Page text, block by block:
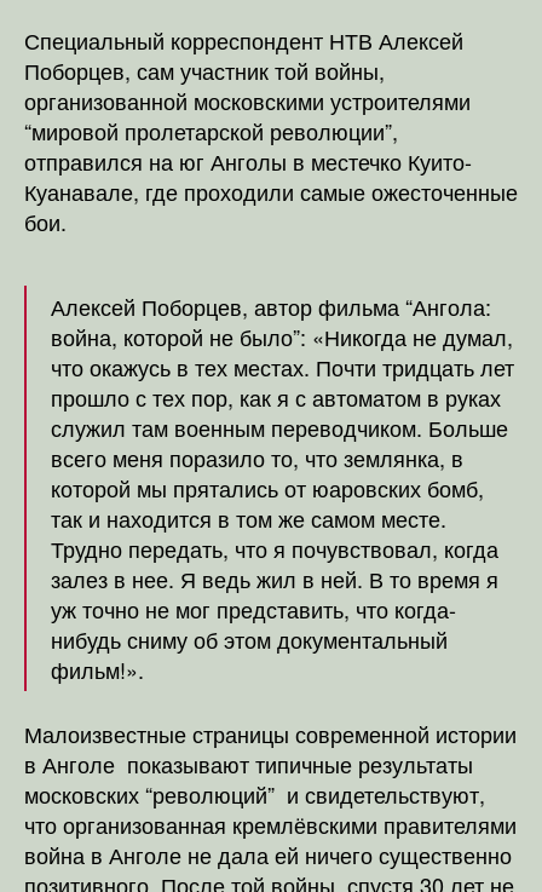
Специальный корреспондент НТВ Алексей
Поборцев, сам участник той войны,
организованной московскими устроителями
“мировой пролетарской революции”,
отправился на юг Анголы в местечко Куито-
Куанавале, где проходили самые ожесточенные
бои.
Алексей Поборцев, автор фильма “Ангола:
война, которой не было”: «Никогда не думал,
что окажусь в тех местах. Почти тридцать лет
прошло с тех пор, как я с автоматом в руках
служил там военным переводчиком. Больше
всего меня поразило то, что землянка, в
которой мы прятались от юаровских бомб,
так и находится в том же самом месте.
Трудно передать, что я почувствовал, когда
залез в нее. Я ведь жил в ней. В то время я
уж точно не мог представить, что когда-
нибудь сниму об этом документальный
фильм!».
Малоизвестные страницы современной истории
в Анголе показывают типичные результаты
московских “революций” и свидетельствуют,
что организованная кремлёвскими правителями
война в Анголе не дала ей ничего существенно
позитивного. После той войны, спустя 30 лет не